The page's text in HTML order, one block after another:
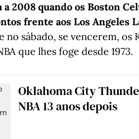
a 2008 quando os Boston
frente aos Los Angeles
no sábado, se vencerem,
que lhes foge desde 1973.
Oklahoma City
NBA 13 anos depois